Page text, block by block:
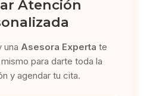
Atención
una Asesora Experta te
para darte toda la
y agendar tu cita.